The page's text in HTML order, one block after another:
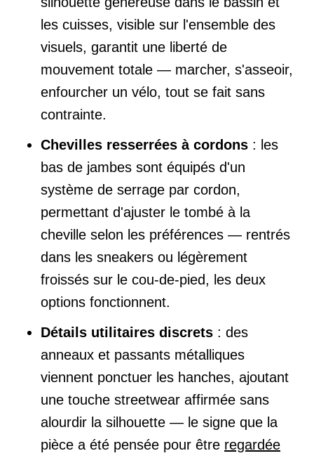
les cuisses, visible sur l'ensemble des
visuels, garantit une liberté de
mouvement totale — marcher, s'asseoir,
enfourcher un vélo, tout se fait sans
contrainte.
Chevilles resserrées à cordons : les
bas de jambes sont équipés d'un
système de serrage par cordon,
permettant d'ajuster le tombé à la
cheville selon les préférences — rentrés
dans les sneakers ou légèrement
froissés sur le cou-de-pied, les deux
options fonctionnent.
Détails utilitaires discrets : des
anneaux et passants métalliques
viennent ponctuer les hanches, ajoutant
une touche streetwear affirmée sans
alourdir la silhouette — le signe que la
pièce a été pensée pour être regardée